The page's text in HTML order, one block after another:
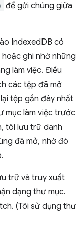
để gửi chúng giữa
IndexedDB có
ghi nhớ những
làm việc. Điều
các tệp đã mở
tệp gần đây nhất
mục làm việc trước
tôi lưu trữ danh
đã mở, nhờ đó
trữ và truy xuất
dạng thư mục.
(Tôi sử dụng thư